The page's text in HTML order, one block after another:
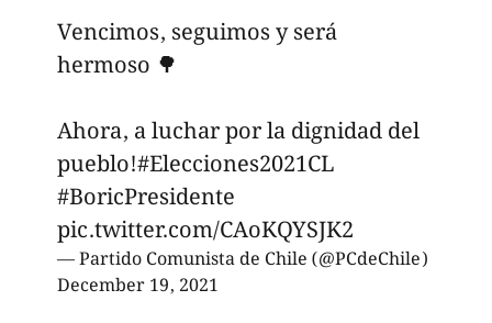
Vencimos, seguimos y será
hermoso 🌳
Ahora, a luchar por la dignidad del
pueblo!#Elecciones2021CL
#BoricPresidente
pic.twitter.com/CAoKQYSJK2
— Partido Comunista de Chile (@PCdeChile)
December 19, 2021